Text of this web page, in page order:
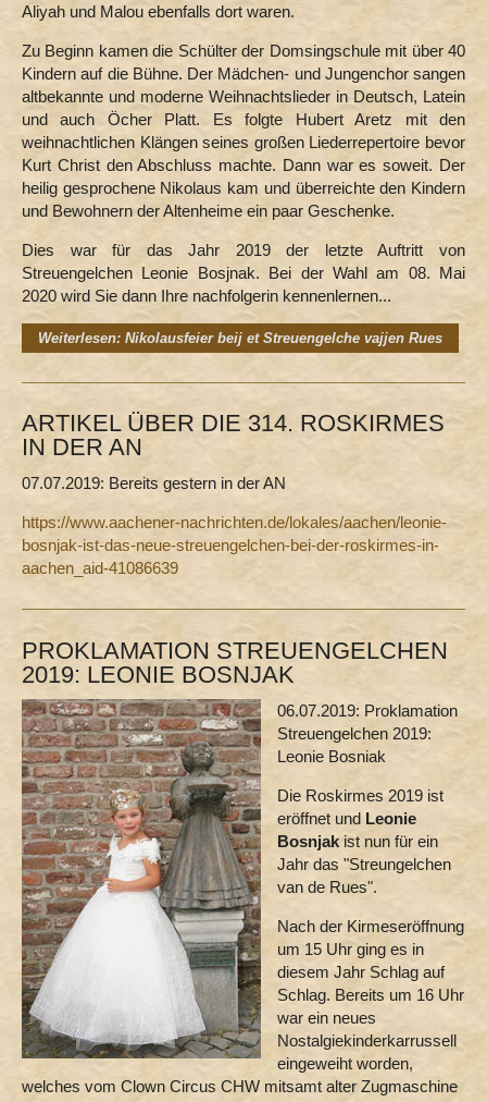
Aliyah und Malou ebenfalls dort waren.
Zu Beginn kamen die Schülter der Domsingschule mit über 40
Kindern auf die Bühne. Der Mädchen- und Jungenchor sangen
altbekannte und moderne Weihnachtslieder in Deutsch, Latein
und auch Öcher Platt. Es folgte Hubert Aretz mit den
weihnachtlichen Klängen seines großen Liederrepertoire bevor
Kurt Christ den Abschluss machte. Dann war es soweit. Der
heilig gesprochene Nikolaus kam und überreichte den Kindern
und Bewohnern der Altenheime ein paar Geschenke.
Dies war für das Jahr 2019 der letzte Auftritt von
Streuengelchen Leonie Bosjnak. Bei der Wahl am 08. Mai
2020 wird Sie dann Ihre nachfolgerin kennenlernen...
Weiterlesen: Nikolausfeier beij et Streuengelche vajjen Rues
ARTIKEL ÜBER DIE 314. ROSKIRMES
IN DER AN
07.07.2019: Bereits gestern in der AN
https://www.aachener-nachrichten.de/lokales/aachen/leonie-
bosnjak-ist-das-neue-streuengelchen-bei-der-roskirmes-in-
aachen_aid-41086639
PROKLAMATION STREUENGELCHEN
2019: LEONIE BOSNJAK
06.07.2019: Proklamation
Streuengelchen 2019:
Leonie Bosniak
Die Roskirmes 2019 ist
eröffnet und Leonie
Bosnjak ist nun für ein
Jahr das "Streungelchen
van de Rues".
Nach der Kirmeseröffnung
um 15 Uhr ging es in
diesem Jahr Schlag auf
Schlag. Bereits um 16 Uhr
war ein neues
Nostalgiekinderkarrussell
eingeweiht worden,
welches vom Clown Circus CHW mitsamt alter Zugmaschine